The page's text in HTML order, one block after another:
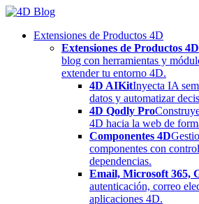
Skip
contentExtensiones de Productos 4D
Extensiones de Productos 4D
blog con herramientas y
extender tu entorno 4D.
4D AIKitInyecta IA
datos y automatizar
4D Qodly Pro
4D hacia la web de
Componentes 4D
componentes con
dependencias.
Email, Microsoft 365,
autenticación, correo
aplicaciones 4D.